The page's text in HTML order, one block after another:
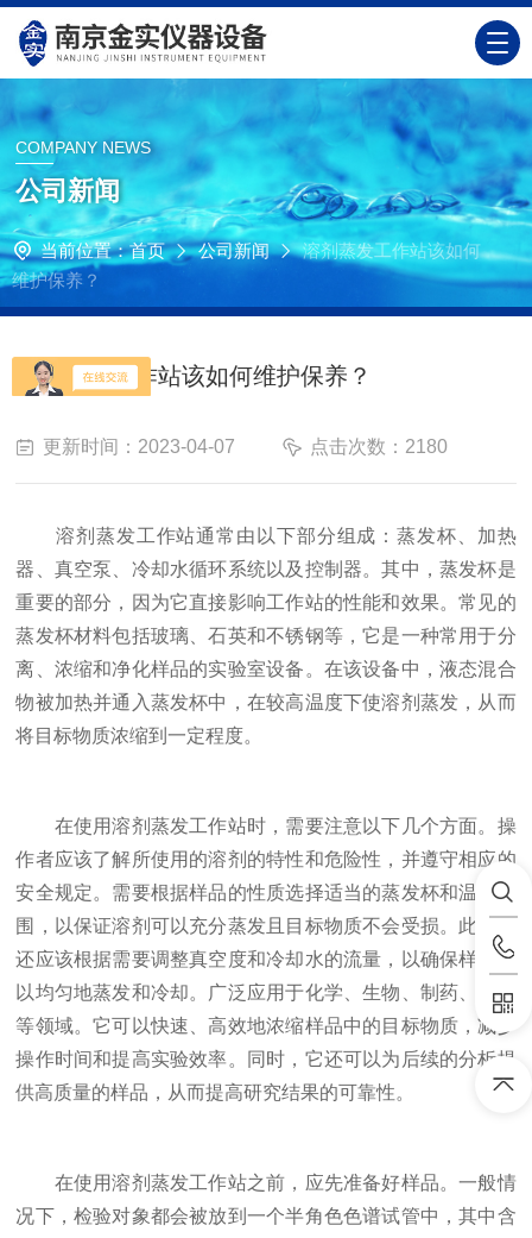
COMPANY NEWS
公司新闻
当前位置：首页 公司新闻
溶剂蒸发工作站该如何
维护保养？
溶剂蒸发工作站该如何维护保养？
更新时间：2023-04-07 点击次数：2180
溶剂蒸发工作站通常由以下部分组成：蒸发杯、加热
器、真空泵、冷却水循环系统以及控制器。其中，蒸发杯是
重要的部分，因为它直接影响工作站的性能和效果。常见的
蒸发杯材料包括玻璃、石英和不锈钢等，它是一种常用于分
离、浓缩和净化样品的实验室设备。在该设备中，液态混合
物被加热并通入蒸发杯中，在较高温度下使溶剂蒸发，从而
将目标物质浓缩到一定程度。
在使用溶剂蒸发工作站时，需要注意以下几个方面。操
作者应该了解所使用的溶剂的特性和危险性，并遵守相应的
安全规定。需要根据样品的性质选择适当的蒸发杯和温度范
围，以保证溶剂可以充分蒸发且目标物质不会受损。此外，
还应该根据需要调整真空度和冷却水的流量，以确保样品可
以均匀地蒸发和冷却。广泛应用于化学、生物、制药、食品
等领域。它可以快速、高效地浓缩样品中的目标物质，减少
操作时间和提高实验效率。同时，它还可以为后续的分析提
供高质量的样品，从而提高研究结果的可靠性。
在使用溶剂蒸发工作站之前，应先准备好样品。一般情
况下，检验对象都会被放到一个半角色色谱试管中，其中含